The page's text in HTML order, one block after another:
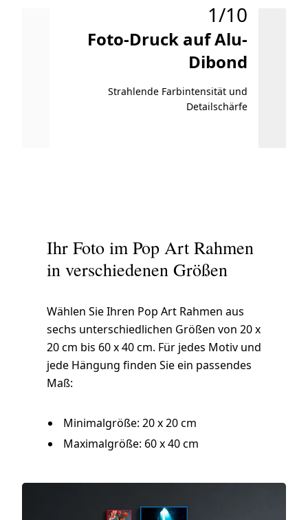
1/10
Foto-Druck auf Alu-
Dibond
Strahlende Farbintensität und
Detailschärfe
Ihr Foto im Pop Art Rahmen
in verschiedenen Größen
Wählen Sie Ihren Pop Art Rahmen aus
sechs unterschiedlichen Größen von 20 x
20 cm bis 60 x 40 cm. Für jedes Motiv und
jede Hängung finden Sie ein passendes
Maß:
Minimalgröße: 20 x 20 cm
Maximalgröße: 60 x 40 cm